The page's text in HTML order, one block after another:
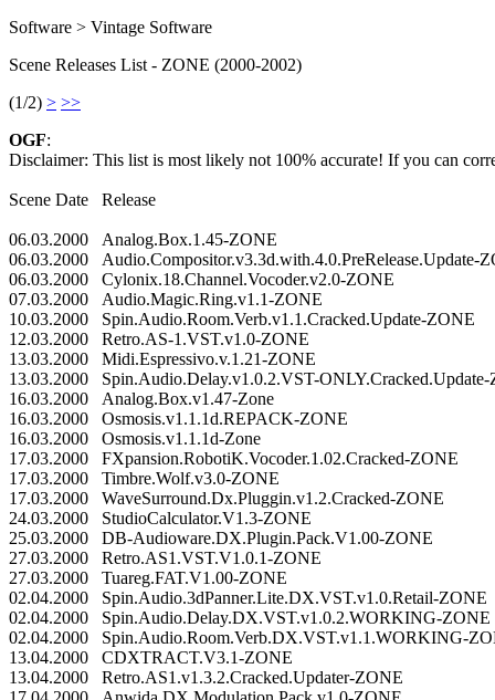
Software > Vintage Software
Scene Releases List - ZONE (2000-2002)
(1/2) > >>
OGF:
Disclaimer: This list is most likely not 100% accurate! If you can
Scene Date Release
06.03.2000 Analog.Box.1.45-ZONE
06.03.2000 Audio.Compositor.v3.3d.with.4.0.PreRelease.Update-
06.03.2000 Cylonix.18.Channel.Vocoder.v2.0-ZONE
07.03.2000 Audio.Magic.Ring.v1.1-ZONE
10.03.2000 Spin.Audio.Room.Verb.v1.1.Cracked.Update-ZONE
12.03.2000 Retro.AS-1.VST.v1.0-ZONE
13.03.2000 Midi.Espressivo.v.1.21-ZONE
13.03.2000 Spin.Audio.Delay.v1.0.2.VST-
16.03.2000 Analog.Box.v1.47-Zone
16.03.2000 Osmosis.v1.1.1d.REPACK-ZONE
16.03.2000 Osmosis.v1.1.1d-Zone
17.03.2000 FXpansion.RobotiK.Vocoder.1.02.Cracked-ZONE
17.03.2000 Timbre.Wolf.v3.0-ZONE
17.03.2000 WaveSurround.Dx.Pluggin.v1.2.Cracked-ZONE
24.03.2000 StudioCalculator.V1.3-ZONE
25.03.2000 DB-Audioware.DX.Plugin.Pack.V1.00-ZONE
27.03.2000 Retro.AS1.VST.V1.0.1-ZONE
27.03.2000 Tuareg.FAT.V1.00-ZONE
02.04.2000 Spin.Audio.3dPanner.Lite.DX.VST.v1.0.Retail-ZONE
02.04.2000 Spin.Audio.Delay.DX.VST.v1.0.2.WORKING-ZONE
02.04.2000 Spin.Audio.Room.Verb.DX.VST.v1.1.WORKING-
13.04.2000 CDXTRACT.V3.1-ZONE
13.04.2000 Retro.AS1.v1.3.2.Cracked.Updater-ZONE